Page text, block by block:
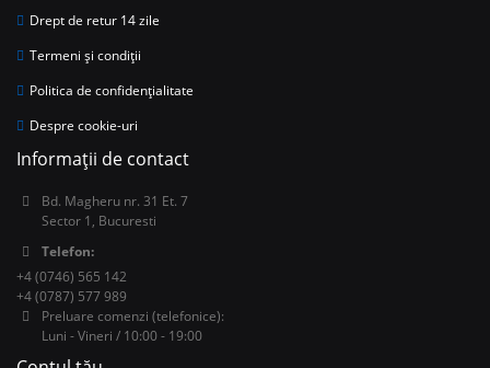
Drept de retur 14 zile
Termeni și condiții
Politica de confidențialitate
Despre cookie-uri
Informații de contact
Bd. Magheru nr. 31 Et. 7
Sector 1, Bucuresti
Telefon:
+4 (0746) 565 142
+4 (0787) 577 989
Preluare comenzi (telefonice):
Luni - Vineri / 10:00 - 19:00